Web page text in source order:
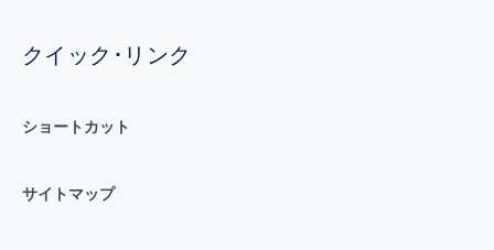
クイック･リンク
ショートカット
サイトマップ